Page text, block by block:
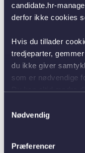
candidate.hr-
derfor ikke cookies
Hvis du tillader
tredjeparter,
du ikke giver
som er nødvendige
Nødvendig
Præferencer